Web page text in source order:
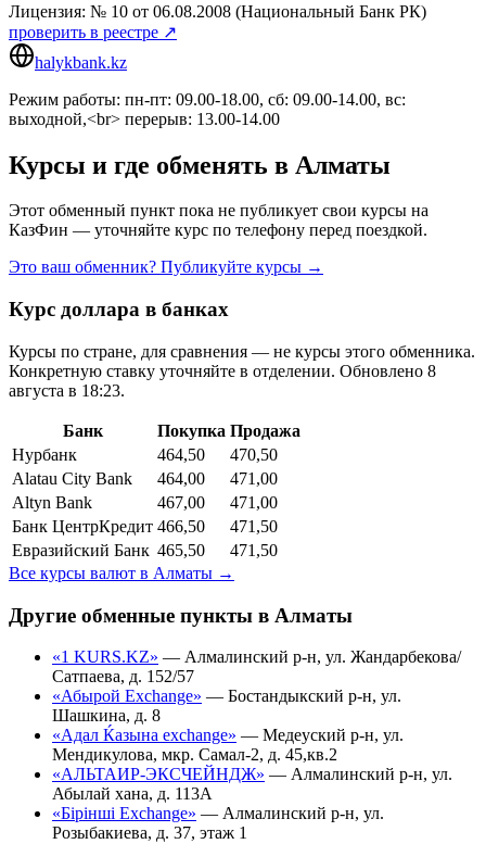
Лицензия: № 10 от 06.08.2008 (Национальный Банк РК)
проверить в реестре ↗
halykbank.kz
Режим работы: пн-пт: 09.00-18.00, сб: 09.00-14.00, вс:
выходной,<br> перерыв: 13.00-14.00
Курсы и где обменять в Алматы
Этот обменный пункт пока не публикует свои курсы на
КазФин — уточняйте курс по телефону перед поездкой.
Это ваш обменник? Публикуйте курсы →
Курс доллара в банках
Курсы по стране, для сравнения — не курсы этого обменника.
Конкретную ставку уточняйте в отделении. Обновлено 8
августа в 18:23.
Банк Покупка Продажа
Нурбанк
464,50
470,50
Alatau City Bank
464,00
471,00
Altyn Bank
467,00
471,00
Банк ЦентрКредит 466,50
471,50
Евразийский Банк 465,50
471,50
Все курсы валют в Алматы →
Другие обменные пункты в Алматы
«1 KURS.KZ» — Алмалинский р-н, ул. Жандарбекова/
Сатпаева, д. 152/57
«Абырой Exchange» — Бостандыкский р-н, ул.
Шашкина, д. 8
«Адал Ќазына exchange» — Медеуский р-н, ул.
Мендикулова, мкр. Самал-2, д. 45,кв.2
«АЛЬТАИР-ЭКСЧЕЙНДЖ» — Алмалинский р-н, ул.
Абылай хана, д. 113А
«Бірінші Exchange» — Алмалинский р-н, ул.
Розыбакиева, д. 37, этаж 1